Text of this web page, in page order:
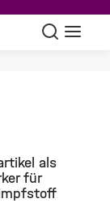
Suche
als
für